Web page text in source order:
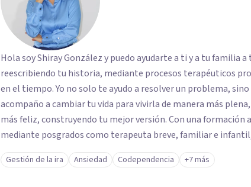
Hola soy Shiray González y puedo ayudarte a ti y a tu familia
reescribiendo tu historia, mediante procesos terapéuticos
en el tiempo. Yo no solo te ayudo a resolver un problema,
acompaño a cambiar tu vida para vivirla de manera más
más feliz, construyendo tu mejor versión. Con una formación académica sólida
mediante posgrados como terapeuta breve, familiar e
respaldo profesional y experiencia clínica de más de 26 años y
acompaño en el proceso con empatía auténtica y
Gestión de la ira Ansiedad Codependencia +7 más